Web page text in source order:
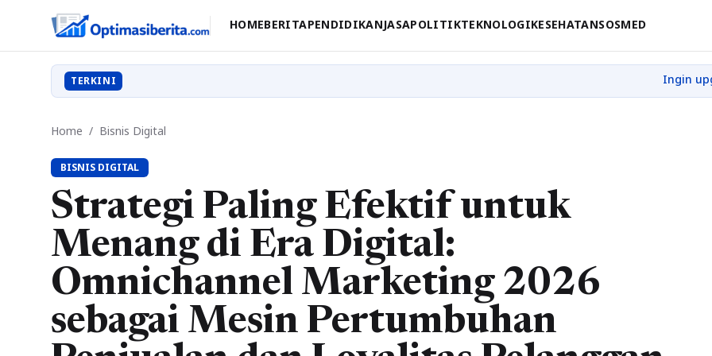
HOMEBERITAPENDIDIKANJASAPOLITIKTEKNOLOGIKESEHATANSOSMED
TERKINI
Home / Bisnis Digital
BISNIS DIGITAL
Strategi Paling Efektif untuk
Menang di Era Digital:
Omnichannel Marketing 2026
sebagai Mesin Pertumbuhan